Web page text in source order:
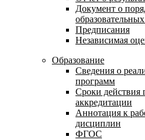
Документ о
Предписания
Независимая
Образование
Сведения о
программ
Сроки действия
аккредитации
Аннотация к
дисциплин
ФГОС